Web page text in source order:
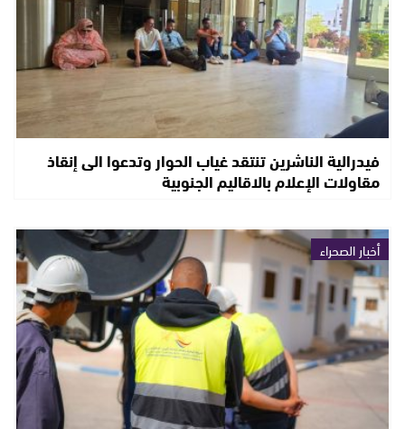
فيدرالية الناشرين تنتقد غياب الحوار وتدعوا الى إنقاذ
مقاولات الإعلام بالاقاليم الجنوبية
أخبار الصحراء